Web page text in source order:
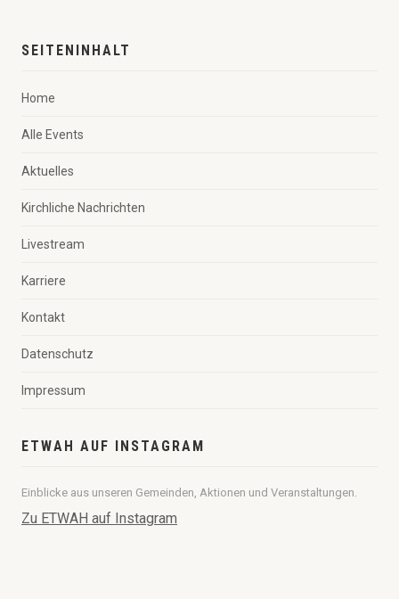
SEITENINHALT
Home
Alle Events
Aktuelles
Kirchliche Nachrichten
Livestream
Karriere
Kontakt
Datenschutz
Impressum
ETWAH AUF INSTAGRAM
Einblicke aus unseren Gemeinden, Aktionen und Veranstaltungen.
Zu ETWAH auf Instagram